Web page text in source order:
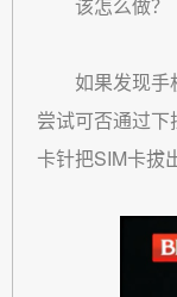
如果发现手
尝试可否通过
卡针把SIM卡拔